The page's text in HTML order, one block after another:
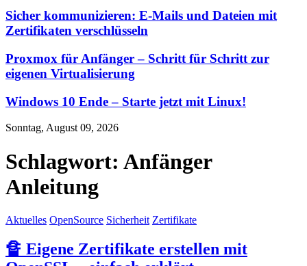
Sicher kommunizieren: E-Mails und Dateien mit
Zertifikaten verschlüsseln
Proxmox für Anfänger – Schritt für Schritt zur
eigenen Virtualisierung
Windows 10 Ende – Starte jetzt mit Linux!
Sonntag, August 09, 2026
Schlagwort: Anfänger
Anleitung
Aktuelles OpenSource Sicherheit Zertifikate
🔏 Eigene Zertifikate erstellen mit